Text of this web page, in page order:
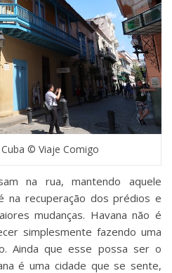
© Viaje Comigo
na rua, mantendo aquele
na recuperação dos prédios e
mudanças. Havana não é
simplesmente fazendo uma
Ainda que esse possa ser o
é uma cidade que se sente,